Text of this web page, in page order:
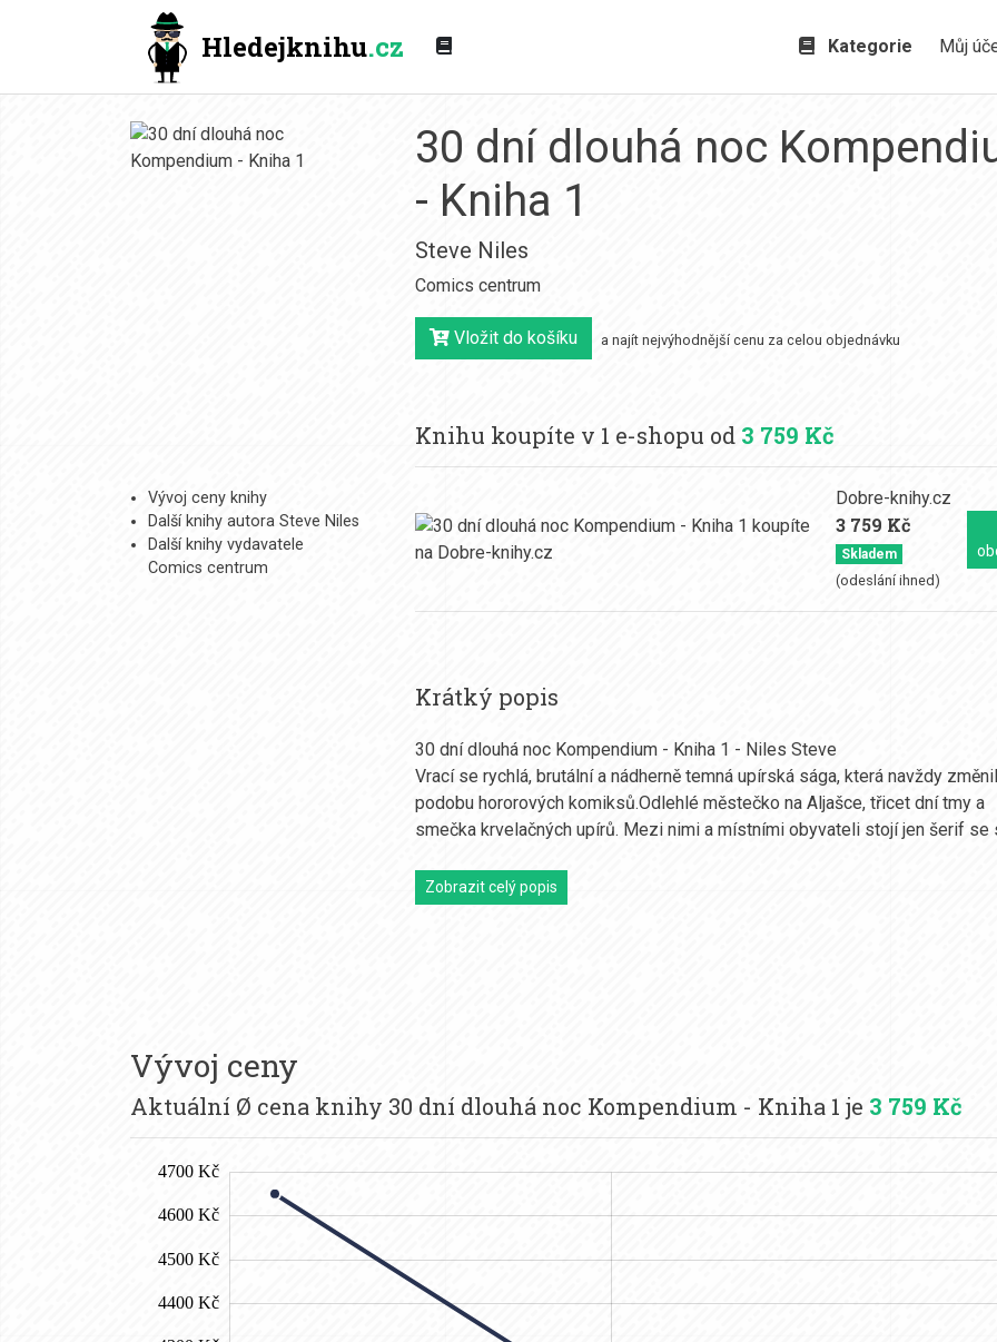
Hledejknihu.cz Kategorie Můj
Vývoj ceny knihy
Další knihy autora Steve Niles
Další knihy vydavatele
Comics centrum
30 dní dlouhá noc
- Kniha 1
Steve Niles
Comics centrum
Vložit do košíku a najít nejvýhodnější cenu za celou objednávku
Knihu koupíte v 1 e-shopu od 3 759 Kč
Dobre-knihy.cz
3 759 Kč
Skladem
(odeslání ihned)
Krátký popis
30 dní dlouhá noc Kompendium - Kniha 1 - Niles Steve
Vrací se rychlá, brutální a nádherně temná upírská sága, která navždy
podobu hororových komiksů.Odlehlé městečko na Aljašce, třicet dní tmy a
smečka krvelačných upírů. Mezi nimi a místními obyvateli stojí jen šerif se
Zobrazit celý popis
Vývoj ceny
Aktuální Ø cena knihy 30 dní dlouhá noc Kompendium - Kniha 1 je 3 759 Kč